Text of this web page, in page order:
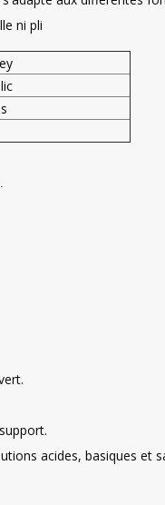
ni pli
acides, basiques et